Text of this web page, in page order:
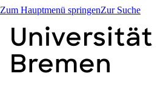
Zum Hauptmenü springenZur Suche